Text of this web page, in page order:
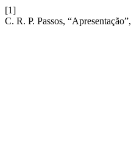
[1]
C. R. P. Passos, “Apresentação”,